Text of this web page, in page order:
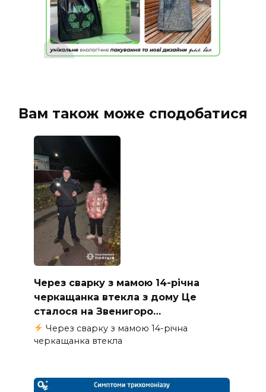
Вам також може сподобатися
Через сварку з мамою 14-річна
черкащанка втекла з дому Це
сталося на Звенигоро…
Через сварку з мамою 14-річна
черкащанка втекла